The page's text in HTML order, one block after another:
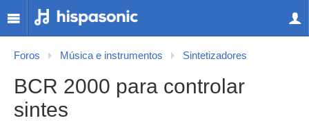
Foros Música e instrumentos Sintetizadores
BCR 2000 para controlar
sintes